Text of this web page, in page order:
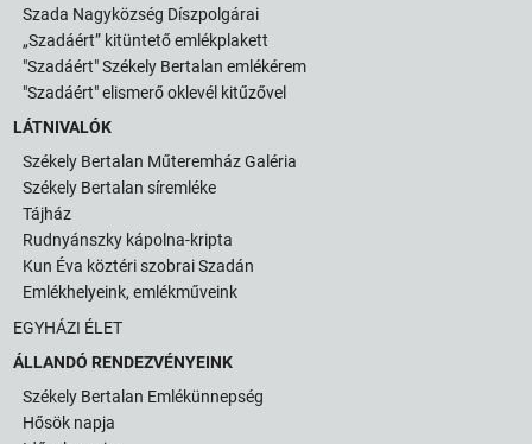
Szada Nagyközség Díszpolgárai
„Szadáért” kitüntető emlékplakett
"Szadáért" Székely Bertalan emlékérem
"Szadáért" elismerő oklevél kitűzővel
LÁTNIVALÓK
Székely Bertalan Műteremház Galéria
Székely Bertalan síremléke
Tájház
Rudnyánszky kápolna-kripta
Kun Éva köztéri szobrai Szadán
Emlékhelyeink, emlékműveink
EGYHÁZI ÉLET
ÁLLANDÓ RENDEZVÉNYEINK
Székely Bertalan Emlékünnepség
Hősök napja